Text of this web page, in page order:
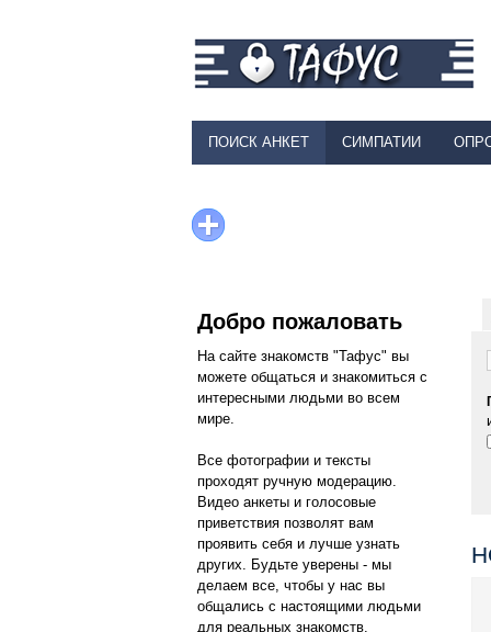
ПОИСК АНКЕТ СИМПАТИИ
Добро пожаловать
На сайте знакомств "Тафус" вы
можете общаться и знакомиться с
интересными людьми во всем
мире.
Все фотографии и тексты
проходят ручную модерацию.
Видео анкеты и голосовые
приветствия позволят вам
проявить себя и лучше узнать
других. Будьте уверены - мы
делаем все, чтобы у нас вы
общались с настоящими людьми
для реальных знакомств.